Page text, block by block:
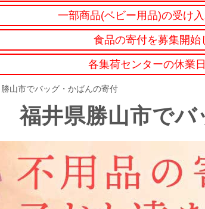
一部商品(ベビー用品)の受け
食品の寄付を募集開始
各集荷センターの休業
勝山市でバッグ・かばんの寄付
福井県勝山市で